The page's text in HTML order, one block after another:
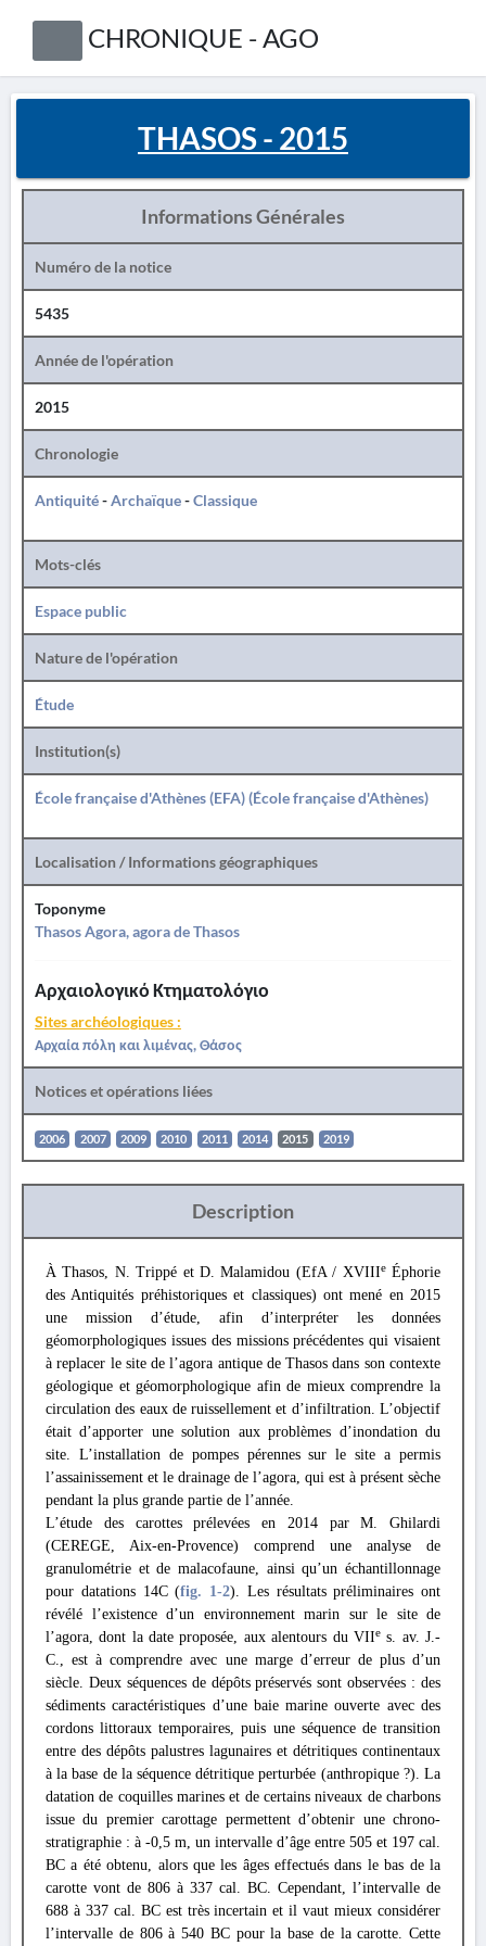
CHRONIQUE - AGO
THASOS - 2015
Informations Générales
Numéro de la notice
5435
Année de l'opération
2015
Chronologie
Antiquité-Archaïque-Classique
Mots-clés
Espace public
Nature de l'opération
Étude
Institution(s)
École française d'Athènes (EFA) (École française d'Athènes)
Localisation / Informations géographiques
Toponyme
Thasos Agora, agora de Thasos
Αρχαιολογικό Κτηματολόγιο
Sites archéologiques :
Αρχαία πόλη και λιμένας, Θάσος
Notices et opérations liées
2006 2007 2009 2010 2011 2014 2015 2019
Description
À Thasos, N. Trippé et D. Malamidou (EfA / XVIIIeÉphorie
des Antiquités préhistoriques et classiques) ont mené en 2015
une mission d’étude, afin d’interpréter les données
géomorphologiques issues des missions précédentes qui visaient
à replacer le site de l’agora antique de Thasos dans son contexte
géologique et géomorphologique afin de mieux comprendre la
circulation des eaux de ruissellement et d’infiltration. L’objectif
était d’apporter une solution aux problèmes d’inondation du
site. L’installation de pompes pérennes sur le site a permis
l’assainissement et le drainage de l’agora, qui est à présent sèche
pendant la plus grande partie de l’année.
L’étude des carottes prélevées en 2014 par M. Ghilardi
(CEREGE, Aix-en-Provence) comprend une analyse de
granulométrie et de malacofaune, ainsi qu’un échantillonnage
pour datations 14C (fig. 1-2). Les résultats préliminaires ont
révélé l’existence d’un environnement marin sur le site de
l’agora, dont la date proposée, aux alentours du VIIes. av. J.-
C., est à comprendre avec une marge d’erreur de plus d’un
siècle. Deux séquences de dépôts préservés sont observées : des
sédiments caractéristiques d’une baie marine ouverte avec des
cordons littoraux temporaires, puis une séquence de transition
entre des dépôts palustres lagunaires et détritiques continentaux
à la base de la séquence détritique perturbée (anthropique ?). La
datation de coquilles marines et de certains niveaux de charbons
issue du premier carottage permettent d’obtenir une chrono-
stratigraphie : à -0,5 m, un intervalle d’âge entre 505 et 197 cal.
BC a été obtenu, alors que les âges effectués dans le bas de la
carotte vont de 806 à 337 cal. BC. Cependant, l’intervalle de
688 à 337 cal. BC est très incertain et il vaut mieux considérer
l’intervalle de 806 à 540 BC pour la base de la carotte. Cette